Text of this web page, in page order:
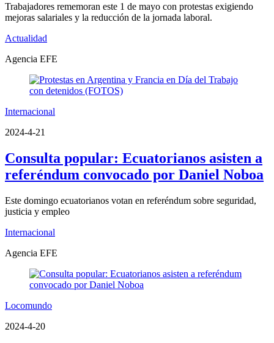
Trabajadores rememoran este 1 de mayo con protestas exigiendo
mejoras salariales y la reducción de la jornada laboral.
Actualidad
Agencia EFE
Internacional
2024-4-21
Consulta popular: Ecuatorianos asisten a
referéndum convocado por Daniel Noboa
Este domingo ecuatorianos votan en referéndum sobre seguridad,
justicia y empleo
Internacional
Agencia EFE
Locomundo
2024-4-20